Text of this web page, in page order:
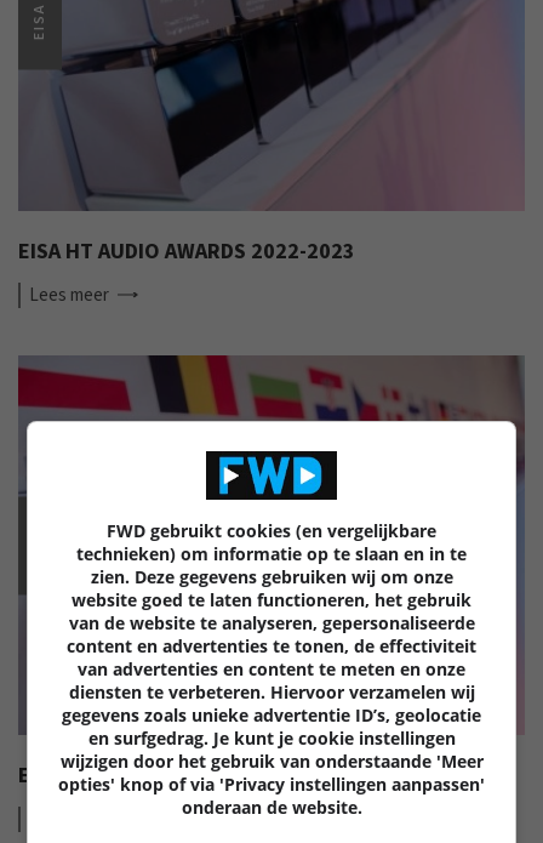
EISA
EISA HT AUDIO AWARDS 2022-2023
Lees meer
EISA HI-FI AWARDS 2022-2023
FWD gebruikt cookies (en vergelijkbare
technieken) om informatie op te slaan en in te
zien. Deze gegevens gebruiken wij om onze
website goed te laten functioneren, het gebruik
van de website te analyseren, gepersonaliseerde
content en advertenties te tonen, de effectiviteit
van advertenties en content te meten en onze
diensten te verbeteren. Hiervoor verzamelen wij
gegevens zoals unieke advertentie ID’s, geolocatie
en surfgedrag. Je kunt je cookie instellingen
wijzigen door het gebruik van onderstaande 'Meer
opties' knop of via 'Privacy instellingen aanpassen'
onderaan de website.